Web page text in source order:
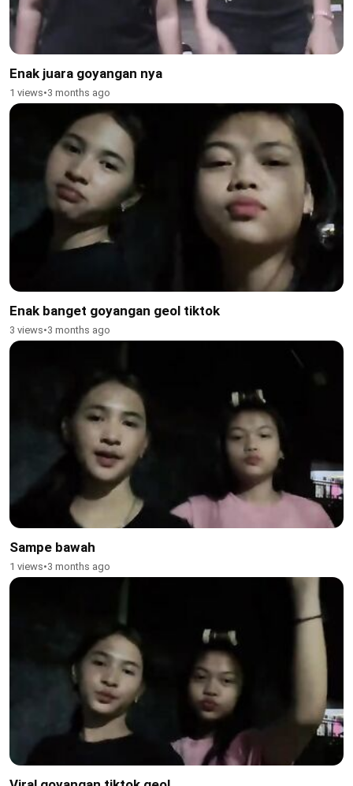
Enak juara goyangan nya
1 views•3 months ago
Enak banget goyangan geol tiktok
3 views•3 months ago
Sampe bawah
1 views•3 months ago